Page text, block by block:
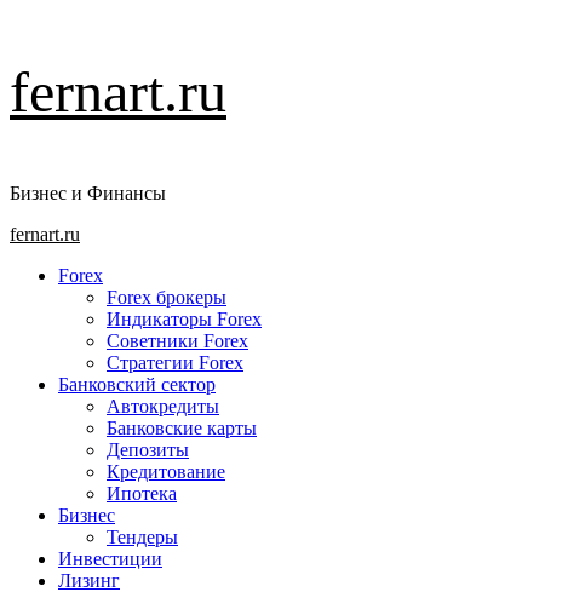
Перейти
к
содержимому
fernart.ru
Бизнес и Финансы
Основное
fernart.ru
Forex
Forex брокеры
Индикаторы Forex
Советники Forex
Стратегии Forex
Банковский сектор
Автокредиты
Банковские карты
Депозиты
Кредитование
Ипотека
Бизнес
Тендеры
Инвестиции
Лизинг